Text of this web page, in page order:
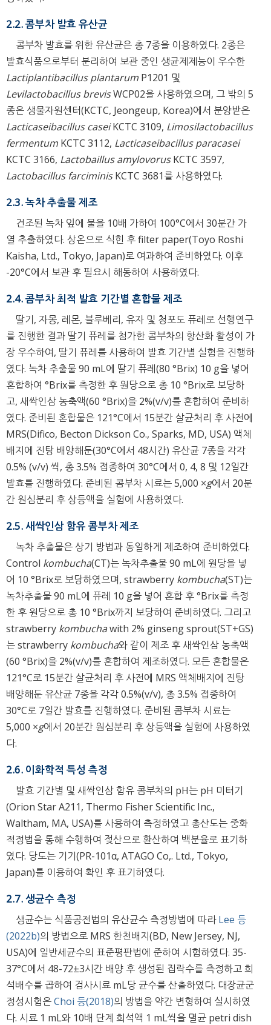
2.2. 콤부차 발효 유산균
콤부차 발효를 위한 유산균은 총 7종을 이용하였다. 2종은
발효식품으로부터 분리하여 보관 중인 생균제제능이 우수한
Lactiplantibacillus plantarum P1201 및
Levilactobacillus brevisWCP02을 사용하였으며, 그 밖의 5
종은 생물자원센터(KCTC, Jeongeup, Korea)에서 분양받은
Lacticaseibacillus caseiKCTC 3109, Limosilactobacillus
fermentum KCTC 3112, Lacticaseibacillus paracasei
KCTC 3166, Lactobaillus amylovorusKCTC 3597,
Lactobacillus farciminisKCTC 3681를 사용하였다.
2.3. 녹차 추출물 제조
건조된 녹차 잎에 물을 10배 가하여 100°C에서 30분간 가
열 추출하였다. 상온으로 식힌 후 filter paper(Toyo Roshi
Kaisha, Ltd., Tokyo, Japan)로 여과하여 준비하였다. 이후
-20°C에서 보관 후 필요시 해동하여 사용하였다.
2.4. 콤부차 최적 발효 기간별 혼합물 제조
딸기, 자몽, 레몬, 블루베리, 유자 및 청포도 퓨레로 선행연구
를 진행한 결과 딸기 퓨레를 첨가한 콤부차의 항산화 활성이 가
장 우수하여, 딸기 퓨레를 사용하여 발효 기간별 실험을 진행하
였다. 녹차 추출물 90 mL에 딸기 퓨레(80 °Brix) 10 g을 넣어
혼합하여 °Brix를 측정한 후 원당으로 총 10 °Brix로 보당하
고, 새싹인삼 농축액(60 °Brix)을 2%(v/v)를 혼합하여 준비하
였다. 준비된 혼합물은 121°C에서 15분간 살균처리 후 사전에
MRS(Difico, Becton Dickson Co., Sparks, MD, USA) 액체
배지에 진탕 배양해둔(30°C에서 48시간) 유산균 7종을 각각
0.5% (v/v) 씩, 총 3.5% 접종하여 30°C에서 0, 4, 8 및 12일간
발효를 진행하였다. 준비된 콤부차 시료는 5,000 ×g에서 20분
간 원심분리 후 상등액을 실험에 사용하였다.
2.5. 새싹인삼 함유 콤부차 제조
녹차 추출물은 상기 방법과 동일하게 제조하여 준비하였다.
Control kombucha(CT)는 녹차추출물 90 mL에 원당을 넣
어 10 °Brix로 보당하였으며, strawberry kombucha(ST)는
녹차추출물 90 mL에 퓨레 10 g을 넣어 혼합 후 °Brix를 측정
한 후 원당으로 총 10 °Brix까지 보당하여 준비하였다. 그리고
strawberry kombuchawith 2% ginseng sprout(ST+GS)
는 strawberry kombucha와 같이 제조 후 새싹인삼 농축액
(60 °Brix)을 2%(v/v)를 혼합하여 제조하였다. 모든 혼합물은
121°C로 15분간 살균처리 후 사전에 MRS 액체배지에 진탕
배양해둔 유산균 7종을 각각 0.5%(v/v), 총 3.5% 접종하여
30°C로 7일간 발효를 진행하였다. 준비된 콤부차 시료는
5,000 ×g에서 20분간 원심분리 후 상등액을 실험에 사용하였
다.
2.6. 이화학적 특성 측정
발효 기간별 및 새싹인삼 함유 콤부차의 pH는 pH 미터기
(Orion Star A211, Thermo Fisher Scientific Inc.,
Waltham, MA, USA)를 사용하여 측정하였고 총산도는 중화
적정법을 통해 수행하여 젖산으로 환산하여 백분율로 표기하
였다. 당도는 기기(PR-101α, ATAGO Co,. Ltd., Tokyo,
Japan)를 이용하여 확인 후 표기하였다.
2.7. 생균수 측정
생균수는 식품공전법의 유산균수 측정방법에 따라Lee 등
(2022b)의 방법으로 MRS 한천배지(BD, New Jersey, NJ,
USA)에 일반세균수의 표준평판법에 준하여 시험하였다. 35-
37°C에서 48-72±3시간 배양 후 생성된 집락수를 측정하고 희
석배수를 곱하여 검사시료 mL당 균수를 산출하였다. 대장균군
정성시험은Choi 등(2018)의 방법을 약간 변형하여 실시하였
다. 시료 1 mL와 10배 단계 희석액 1 mL씩을 멸균 petri dish